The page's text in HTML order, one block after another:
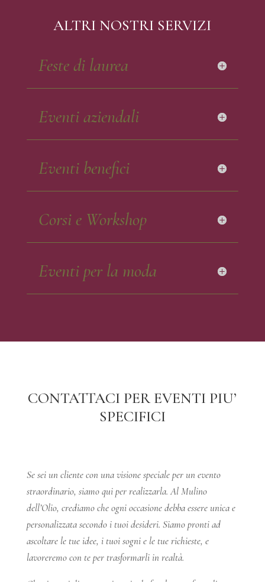
ALTRI NOSTRI SERVIZI
Feste di laurea
Eventi aziendali
Eventi benefici
Corsi e Workshop
Eventi per la moda
CONTATTACI PER EVENTI PIU’
SPECIFICI
Se sei un cliente con una visione speciale per un evento
straordinario, siamo qui per realizzarla. Al Mulino
dell’Olio, crediamo che ogni occasione debba essere unica e
personalizzata secondo i tuoi desideri. Siamo pronti ad
ascoltare le tue idee, i tuoi sogni e le tue richieste, e
lavoreremo con te per trasformarli in realtà.